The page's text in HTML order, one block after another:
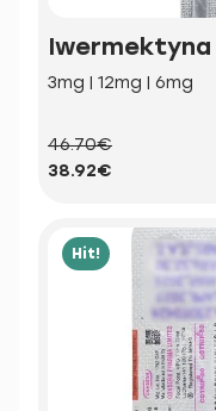
Iwermektyna
3mg | 12mg | 6mg
46.70€
38.92€
Hit!